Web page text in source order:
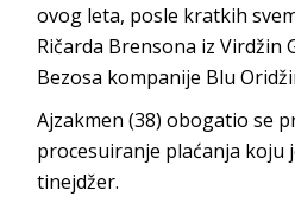
ovog leta, posle kratkih
Ričarda Brensona iz Virdžin
Bezosa kompanije Blu
Ajzakmen (38) obogatio se
procesuiranje plaćanja koju
tinejdžer.